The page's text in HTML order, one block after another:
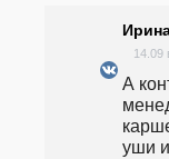
14.09
А
уши